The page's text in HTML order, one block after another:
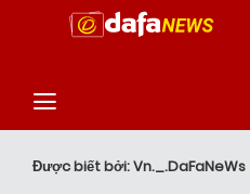
Được biết bởi: Vn._.DaFaNeWs